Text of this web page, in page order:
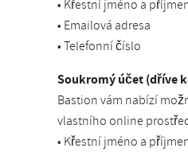
• Křestní jméno a
• Emailová adresa
• Telefonní číslo
Soukromý účet (dříve
Bastion vám nabízí
vlastního online
• Křestní jméno a